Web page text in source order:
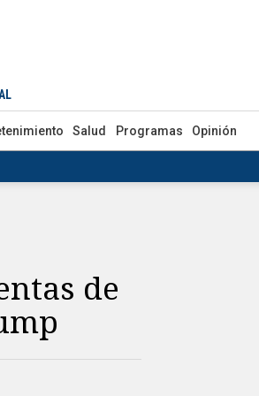
Salud Programas Opinión
de las FARC
de